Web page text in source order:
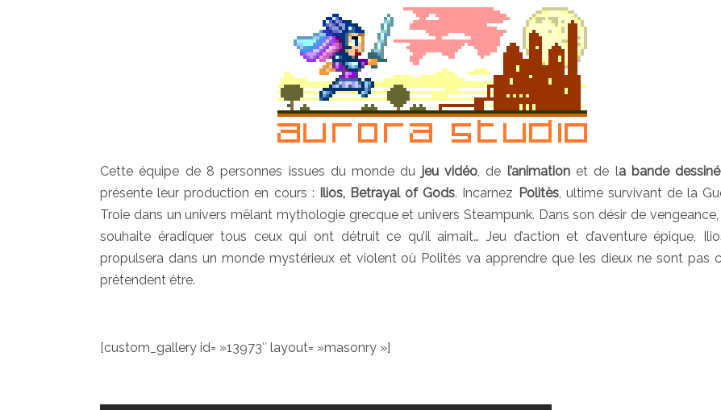
Cette équipe de 8 personnes issues du monde du jeu vidéo, de l’animationet de la bande
présente leur production en cours : Ilios, Betrayal of Gods. Incarnez Politès, ultime survivant de la
Troie dans un univers mêlant mythologie grecque et univers Steampunk. Dans son désir de vengeance,
souhaite éradiquer tous ceux qui ont détruit ce qu’il aimait… Jeu d’action et d’aventure épique,
propulsera dans un monde mystérieux et violent où Politès va apprendre que les dieux ne sont pas
prétendent être.
[custom_gallery id= »13973″ layout= »masonry »]